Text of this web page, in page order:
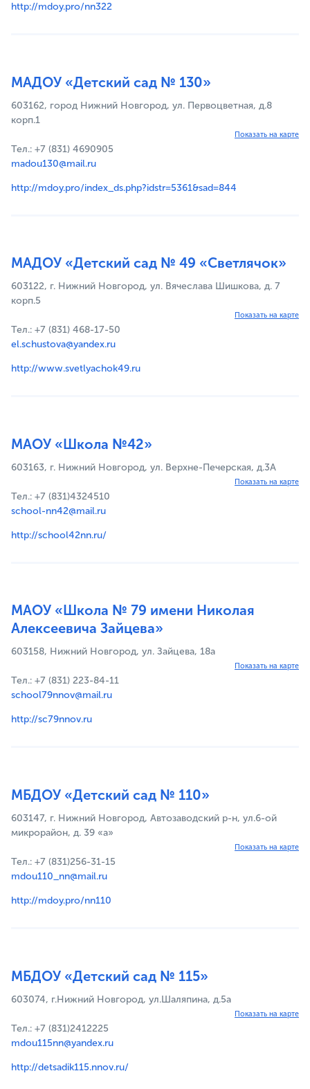
http://mdoy.pro/nn322
МАДОУ «Детский сад № 130»
603162, город Нижний Новгород, ул. Первоцветная, д.8
корп.1
Показать на карте
Тел.: +7 (831) 4690905
madou130@mail.ru
http://mdoy.pro/index_ds.php?idstr=5361&sad=844
МАДОУ «Детский сад № 49 «Светлячок»
603122, г. Нижний Новгород, ул. Вячеслава Шишкова, д. 7
корп.5
Показать на карте
Тел.: +7 (831) 468-17-50
el.schustova@yandex.ru
http://www.svetlyachok49.ru
МАОУ «Школа №42»
603163, г. Нижний Новгород, ул. Верхне-Печерская, д.3А
Показать на карте
Тел.: +7 (831)4324510
school-nn42@mail.ru
http://school42nn.ru/
МАОУ «Школа № 79 имени Николая
Алексеевича Зайцева»
603158, Нижний Новгород, ул. Зайцева, 18а
Показать на карте
Тел.: +7 (831) 223-84-11
school79nnov@mail.ru
http://sc79nnov.ru
МБДОУ «Детский сад № 110»
603147, г. Нижний Новгород, Автозаводский р-н, ул.6-ой
микрорайон, д. 39 «а»
Показать на карте
Тел.: +7 (831)256-31-15
mdou110_nn@mail.ru
http://mdoy.pro/nn110
МБДОУ «Детский сад № 115»
603074, г.Нижний Новгород, ул.Шаляпина, д.5а
Показать на карте
Тел.: +7 (831)2412225
mdou115nn@yandex.ru
http://detsadik115.nnov.ru/